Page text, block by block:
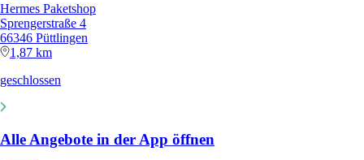
Hermes Paketshop
Sprengerstraße 4
66346 Püttlingen
1,87 km
geschlossen
Alle Angebote in der App öffnen